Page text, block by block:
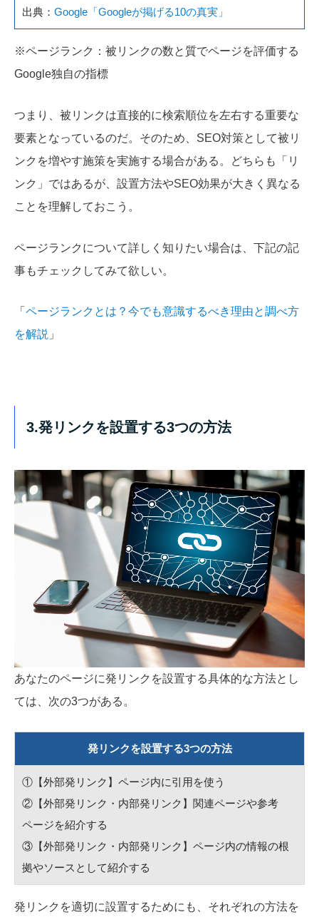
出典： Google「Googleが掲げる10の真実」
※ページランク：被リンクの数と質でページを評価する
Google独自の指標
つまり、被リンクは直接的に検索順位を左右する重要な
要素となっているのだ。そのため、SEO対策として被リ
ンクを増やす施策を実施する場合がある。どちらも「リ
ンク」ではあるが、設置方法やSEO効果が大きく異なる
ことを理解しておこう。
ページランクについて詳しく知りたい場合は、下記の記
事もチェックしてみて欲しい。
「 ページランクとは？今でも意識するべき理由と調べ方
を解説 」
3.発リンクを設置する3つの方法
あなたのページに発リンクを設置する具体的な方法とし
ては、次の3つがある。
発リンクを設置する3つの方法
①【外部発リンク】ページ内に引用を使う
②【外部発リンク・内部発リンク】関連ページや参考
ページを紹介する
③【外部発リンク・内部発リンク】ページ内の情報の根
拠やソースとして紹介する
発リンクを適切に設置するためにも、それぞれの方法を